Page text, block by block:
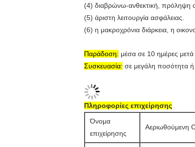
(4) διαβρώνω-ανθεκτική, πρόληψη
(5) άριστη λειτουργία ασφάλειας.
(6) η μακροχρόνια διάρκεια, η
Παράδοση: μέσα σε 10 ημέρες
Συσκευασία: σε μεγάλη ποσότητα ή
Πληροφορίες επιχείρησης
Όνομα
επιχείρησης
Αεριωθούμενη